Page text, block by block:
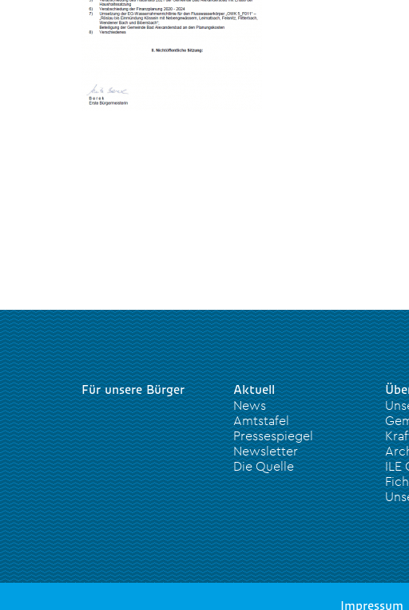
Für unsere Bürger
Aktuell
News
Amtstafel
Pressespiegel
Newsletter
Die Quelle
ILE
Impressum